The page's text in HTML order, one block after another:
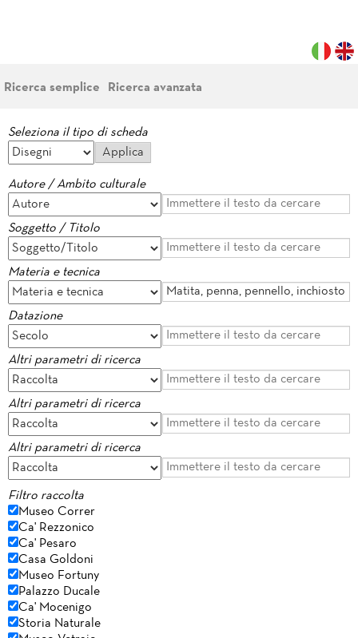
Ricerca semplice Ricerca avanzata
Seleziona il tipo di scheda
Autore / Ambito culturale
Soggetto / Titolo
Materia e tecnica
Datazione
Altri parametri di ricerca
Altri parametri di ricerca
Altri parametri di ricerca
Filtro raccolta
Museo Correr
Ca' Rezzonico
Ca' Pesaro
Casa Goldoni
Museo Fortuny
Palazzo Ducale
Ca' Mocenigo
Storia Naturale